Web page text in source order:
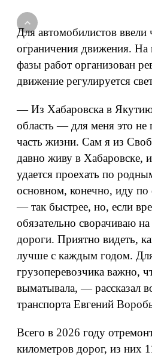
Для автомобилистов ввели
ограничения движения. На
фазы работ организован
движение регулируется
— Из Хабаровска в
область — для меня это не
часть жизни. Сам я из
давно живу в Хабаровске,
удается проехать по
основном, конечно, иду по
— так быстрее, но, если
обязательно сворачиваю
дороги. Приятно видеть,
лучше с каждым годом.
грузоперевозчика важно,
выматывала, — рассказал
транспорта Евгений
Всего в 2026 году
километров дорог, из них